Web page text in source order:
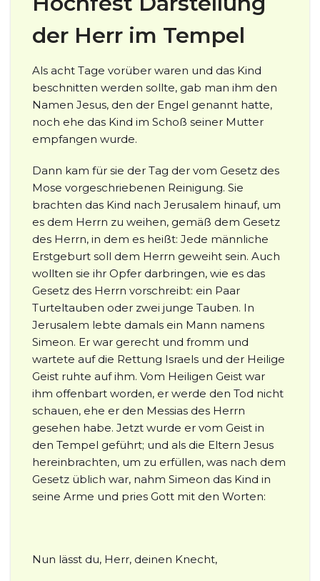
der Herr im Tempel
Als acht Tage vorüber waren und das Kind
beschnitten werden sollte, gab man ihm den
Namen Jesus, den der Engel genannt hatte,
noch ehe das Kind im Schoß seiner Mutter
empfangen wurde.
Dann kam für sie der Tag der vom Gesetz des
Mose vorgeschriebenen Reinigung. Sie
brachten das Kind nach Jerusalem hinauf, um
es dem Herrn zu weihen, gemäß dem Gesetz
des Herrn, in dem es heißt: Jede männliche
Erstgeburt soll dem Herrn geweiht sein. Auch
wollten sie ihr Opfer darbringen, wie es das
Gesetz des Herrn vorschreibt: ein Paar
Turteltauben oder zwei junge Tauben. In
Jerusalem lebte damals ein Mann namens
Simeon. Er war gerecht und fromm und
wartete auf die Rettung Israels und der Heilige
Geist ruhte auf ihm. Vom Heiligen Geist war
ihm offenbart worden, er werde den Tod nicht
schauen, ehe er den Messias des Herrn
gesehen habe. Jetzt wurde er vom Geist in
den Tempel geführt; und als die Eltern Jesus
hereinbrachten, um zu erfüllen, was nach dem
Gesetz üblich war, nahm Simeon das Kind in
seine Arme und pries Gott mit den Worten:
Nun lässt du, Herr, deinen Knecht,